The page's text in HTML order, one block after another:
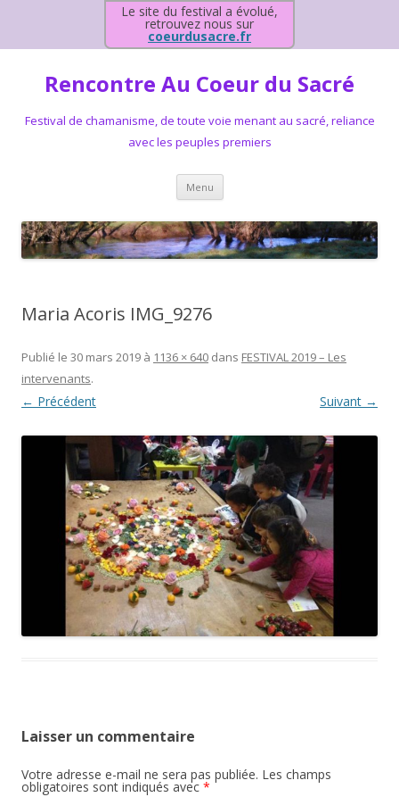
Le site du festival a évolué,
retrouvez nous sur
coeurdusacre.fr
Rencontre Au Coeur du Sacré
Festival de chamanisme, de toute voie menant au sacré, reliance
avec les peuples premiers
Menu Aller au contenu principal
Maria Acoris IMG_9276
Publié le 30 mars 2019 à 1136 × 640 dans FESTIVAL 2019 – Les
intervenants.
← Précédent Suivant →
Laisser un commentaire
Votre adresse e-mail ne sera pas publiée. Les champs
obligatoires sont indiqués avec *